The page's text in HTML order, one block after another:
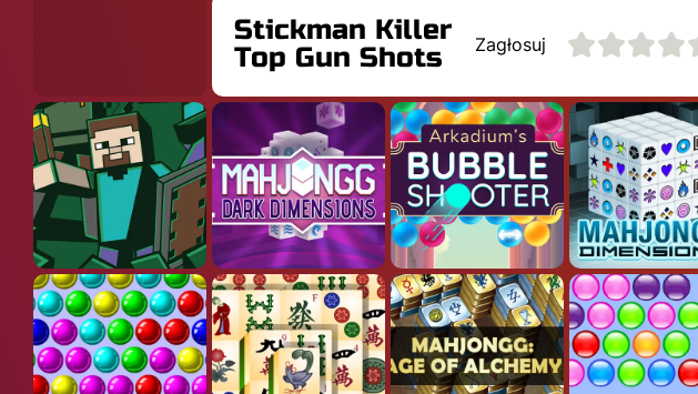
Stickman Killer
Top Gun Shots
Zagłosuj